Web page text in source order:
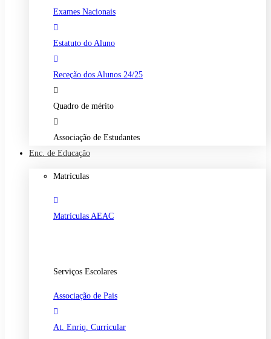
Exames Nacionais
Estatuto do Aluno
Receção dos Alunos 24/25
Quadro de mérito
Associação de Estudantes
Enc. de Educação
Matrículas
Matrículas AEAC
Serviços Escolares
Associação de Pais
At. Enriq. Curricular